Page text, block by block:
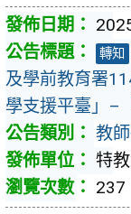
轉知
及學前教育署
學支援平臺」–
教
特
237